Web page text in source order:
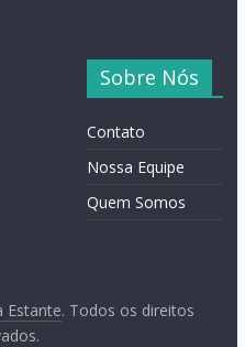
Sobre Nós
Contato
Nossa Equipe
Quem Somos
Estante. Todos os direitos